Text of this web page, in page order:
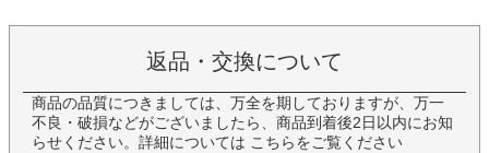
返品・交換について
商品の品質につきましては、万全を期しておりますが、万一
不良・破損などがございましたら、商品到着後2日以内にお知
らせください。詳細については こちらをご覧ください